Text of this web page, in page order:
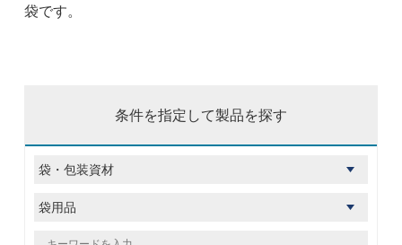
袋です。
条件を指定して製品を探す